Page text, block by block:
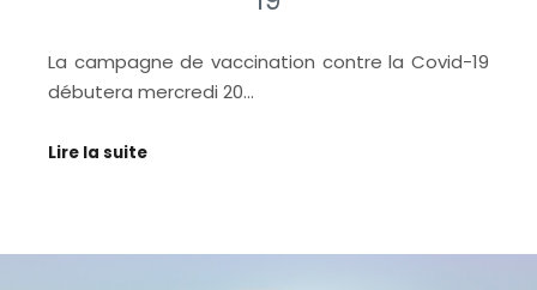
La campagne de vaccination contre la Covid-19
débutera mercredi 20…
Lire la suite